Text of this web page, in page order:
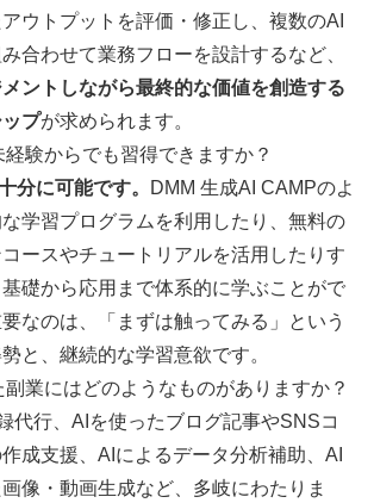
ウトプットを評価・修正し、複数のAI
合わせて業務フローを設計するなど、
ントしながら最終的な価値を創造する
プが求められます。
験からでも習得できますか？
分に可能です。
DMM 生成AI CAMPのよ
学習プログラムを利用したり、無料の
ースやチュートリアルを活用したりす
礎から応用まで体系的に学ぶことがで
なのは、「まずは触ってみる」という
と、継続的な学習意欲です。
業にはどのようなものがありますか？
代行、AIを使ったブログ記事やSNSコ
成支援、AIによるデータ分析補助、AI
像・動画生成など、多岐にわたりま